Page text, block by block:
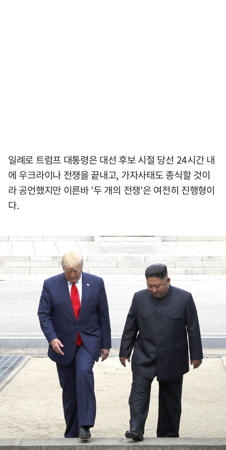
일례로 트럼프 대통령은 대선 후보 시절 당선 24시간 내
에 우크라이나 전쟁을 끝내고, 가자사태도 종식할 것이
라 공언했지만 이른바 '두 개의 전쟁'은 여전히 진행형이
다.